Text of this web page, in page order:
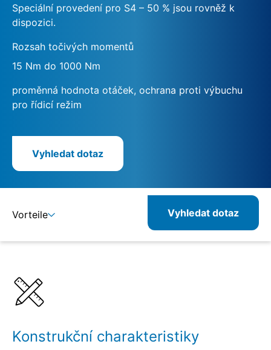
Speciální provedení pro S4 – 50 % jsou rovněž k
dispozici.
Rozsah točivých momentů
15 Nm do 1000 Nm
proměnná hodnota otáček, ochrana proti výbuchu
pro řídicí režim
Vyhledat dotaz
Vorteile Vyhledat dotaz
Konstrukční charakteristiky